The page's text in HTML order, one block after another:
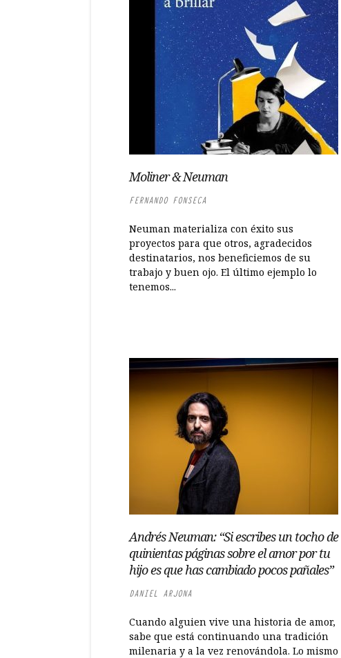
Moliner & Neuman
FERNANDO FONSECA
Neuman materializa con éxito sus
proyectos para que otros, agradecidos
destinatarios, nos beneficiemos de su
trabajo y buen ojo. El último ejemplo lo
tenemos...
Andrés Neuman: “Si escribes un tocho de
quinientas páginas sobre el amor por tu
hijo es que has cambiado pocos pañales”
DANIEL ARJONA
Cuando alguien vive una historia de amor,
sabe que está continuando una tradición
milenaria y a la vez renovándola. Lo mismo